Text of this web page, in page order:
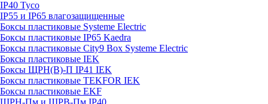
IP40 Тусо
IP55 и IP65 влагозащищенные
Боксы пластиковые Systeme Electric
Боксы пластиковые IP65 Kaedra
Боксы пластиковые City9 Box Systeme Electric
Боксы пластиковые IEK
Боксы ЩРН(В)-П IP41 IEK
Боксы пластиковые TEKFOR IEK
Боксы пластиковые EKF
ЩРН-Пм и ЩРВ-Пм IP40